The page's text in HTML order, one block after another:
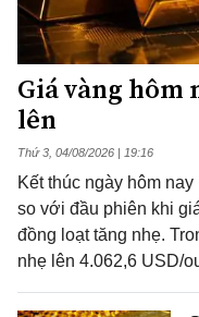
Giá vàng hôm
lên
Thứ 3, 04/08/2026 | 19:16
Kết thúc ngày hôm
so với đầu phiên khi
đồng loạt tăng nhẹ.
nhẹ lên 4.062,6 USD/